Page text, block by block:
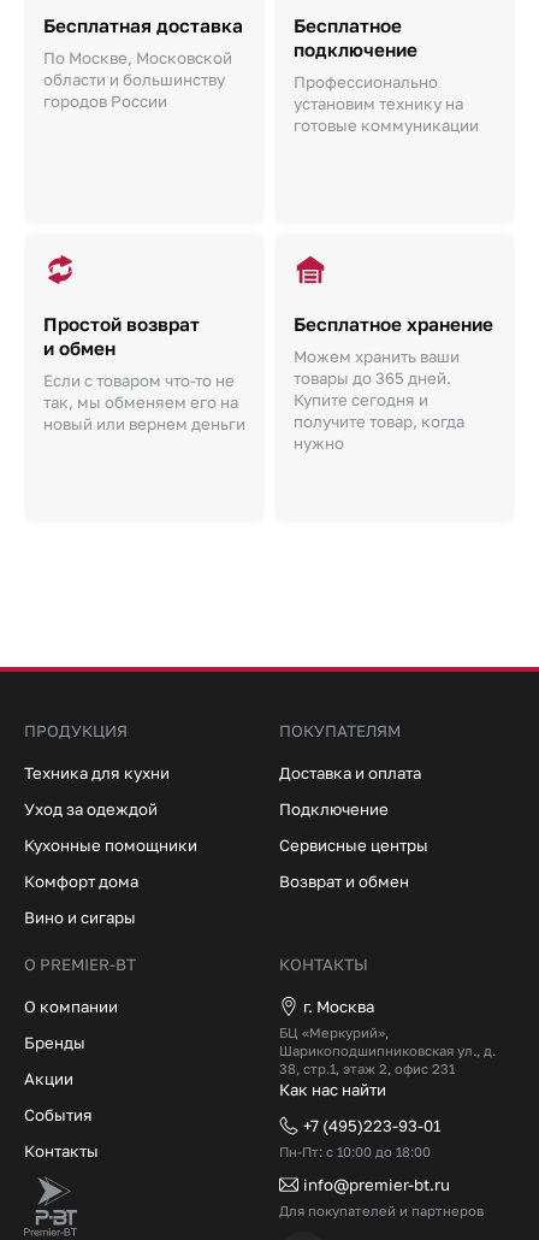
Бесплатная доставка
По Москве, Московской
области и большинству
городов России
Бесплатное
подключение
Профессионально
установим технику на
готовые коммуникации
Простой возврат
и обмен
Если с товаром что-то не
так, мы обменяем его на
новый или вернем деньги
Бесплатное хранение
Можем хранить ваши
товары до 365 дней.
Купите сегодня и
получите товар, когда
нужно
ПРОДУКЦИЯ
Техника для кухни
Уход за одеждой
Кухонные помощники
Комфорт дома
Вино и сигары
ПОКУПАТЕЛЯМ
Доставка и оплата
Подключение
Сервисные центры
Возврат и обмен
О PREMIER-BT
О компании
Бренды
Акции
События
Контакты
КОНТАКТЫ
г. Москва
БЦ «Меркурий»,
Шарикоподшипниковская ул., д.
38, стр.1, этаж 2, офис 231
Как нас найти
+7 (495)223-93-01
Пн-Пт: с 10:00 до 18:00
info@premier-bt.ru
Для покупателей и партнеров